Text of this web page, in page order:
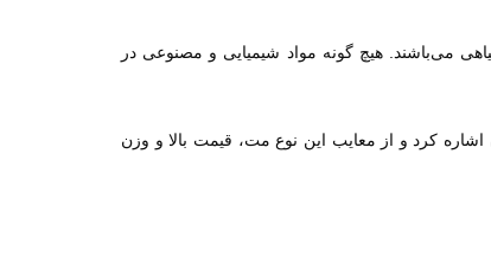
می‌باشند. هیچ گونه مواد شیمیایی و مصنوعی در
کرد و از معایب این نوع مت، قیمت بالا و وزن